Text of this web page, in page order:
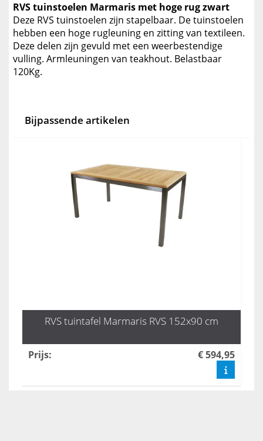
RVS tuinstoelen Marmaris met hoge rug zwart
Deze RVS tuinstoelen zijn stapelbaar. De tuinstoelen
hebben een hoge rugleuning en zitting van textileen.
Deze delen zijn gevuld met een weerbestendige
vulling. Armleuningen van teakhout. Belastbaar
120Kg.
Bijpassende artikelen
RVS tuintafel Marmaris RVS 152x90 cm
Prijs: € 594,95